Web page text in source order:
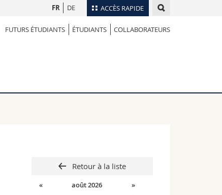
ACCÈS RAPIDE
Annuaire du personnel
Programme des cours
FR DE
FUTURS ÉTUDIANTS ÉTUDIANTS COLLABORATEURS
Retour à la liste
« août 2026
»